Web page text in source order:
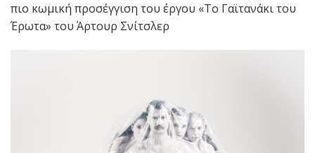
πιο κωμική προσέγγιση του έργου «Το Γαϊτανάκι του
Έρωτα» του Άρτουρ Σνίτσλερ